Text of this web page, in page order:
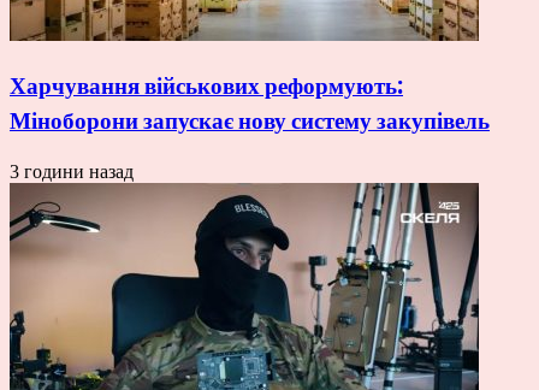
Харчування військових реформують:
Міноборони запускає нову систему закупівель
3 години назад